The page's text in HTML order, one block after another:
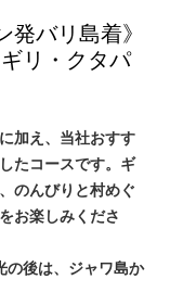
発バリ島着》
リ・クタパ
加え、当社おすす
たコースです。ギ
のんびりと村めぐ
お楽しみくださ
の後は、ジャワ島か